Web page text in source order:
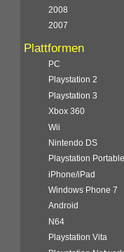
2008
2007
Plattformen
PC
Playstation 2
Playstation 3
Xbox 360
Wii
Nintendo DS
Playstation Portable
iPhone/iPad
Windows Phone 7
Android
N64
Playstation Vita